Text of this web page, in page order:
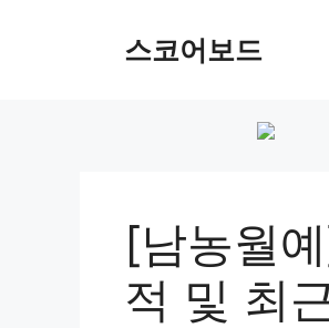
스코어보드
[남농월
적 및 최